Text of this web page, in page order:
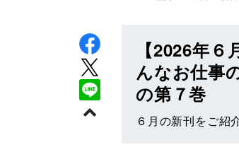
【2026年
んなお仕事
の第７巻
６月の新刊をご紹